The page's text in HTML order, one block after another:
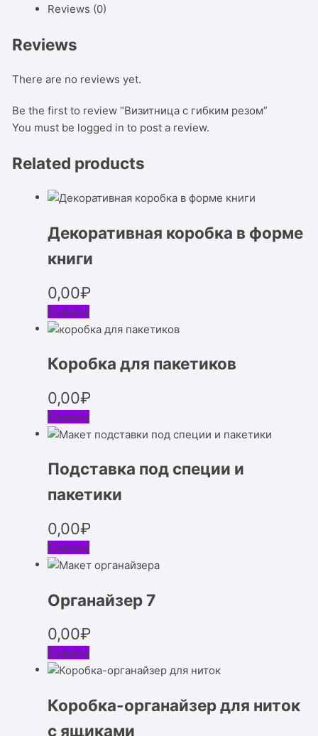
Reviews (0)
Reviews
There are no reviews yet.
Be the first to review “Визитница с гибким резом”
You must be logged in to post a review.
Related products
Декоративная коробка в форме
книги
0,00₽
Скачать
Коробка для пакетиков
0,00₽
Скачать
Подставка под специи и
пакетики
0,00₽
Скачать
Органайзер 7
0,00₽
Скачать
Коробка-органайзер для ниток
с ящиками